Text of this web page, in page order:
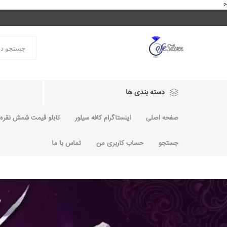
<
دسته بندی ها
صفحه اصلی اینستاگرام کافه سیلور تابلو قیمت شمش نقره
جستجو حساب کاربری من تماس با ما